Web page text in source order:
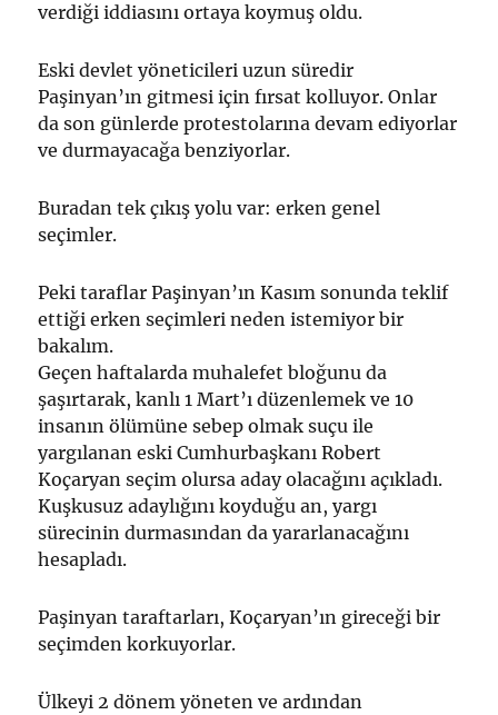
verdiği iddiasını ortaya koymuş oldu.
Eski devlet yöneticileri uzun süredir
Paşinyan’ın gitmesi için fırsat kolluyor. Onlar
da son günlerde protestolarına devam ediyorlar
ve durmayacağa benziyorlar.
Buradan tek çıkış yolu var: erken genel
seçimler.
Peki taraflar Paşinyan’ın Kasım sonunda teklif
ettiği erken seçimleri neden istemiyor bir
bakalım.
Geçen haftalarda muhalefet bloğunu da
şaşırtarak, kanlı 1 Mart’ı düzenlemek ve 10
insanın ölümüne sebep olmak suçu ile
yargılanan eski Cumhurbaşkanı Robert
Koçaryan seçim olursa aday olacağını açıkladı.
Kuşkusuz adaylığını koyduğu an, yargı
sürecinin durmasından da yararlanacağını
hesapladı.
Paşinyan taraftarları, Koçaryan’ın gireceği bir
seçimden korkuyorlar.
Ülkeyi 2 dönem yöneten ve ardından